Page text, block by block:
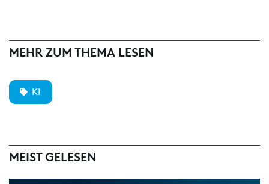
MEHR ZUM THEMA LESEN
KI
MEIST GELESEN